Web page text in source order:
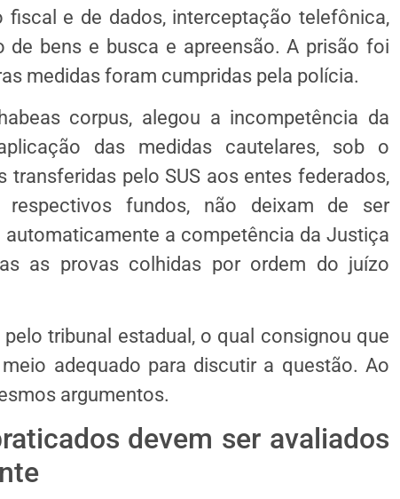
fiscal e de dados, interceptação telefônica,
de bens e busca e apreensão. A prisão foi
medidas foram cumpridas pela polícia.
habeas corpus, alegou a incompetência da
das medidas cautelares, sob o
transferidas pelo SUS aos entes federados,
respectivos fundos, não deixam de ser
a competência da Justiça
as provas colhidas por ordem do juízo
tribunal estadual, o qual consignou que
meio adequado para discutir a questão. Ao
argumentos.
devem ser avaliados